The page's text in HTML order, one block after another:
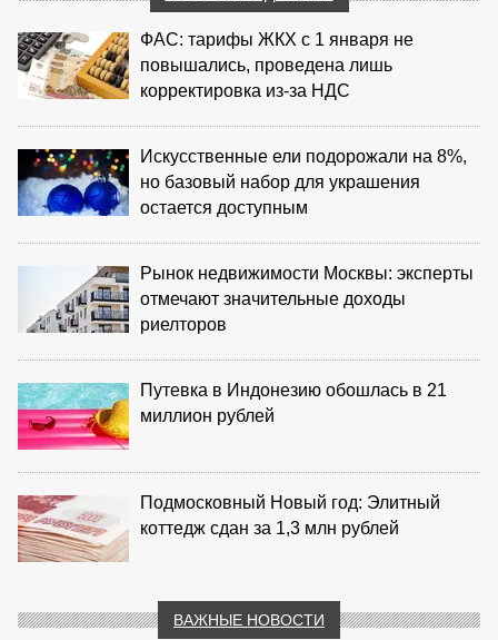
ФАС: тарифы ЖКХ с 1 января не
повышались, проведена лишь
корректировка из‑за НДС
Искусственные ели подорожали на 8%,
но базовый набор для украшения
остается доступным
Рынок недвижимости Москвы: эксперты
отмечают значительные доходы
риелторов
Путевка в Индонезию обошлась в 21
миллион рублей
Подмосковный Новый год: Элитный
коттедж сдан за 1,3 млн рублей
ВАЖНЫЕ НОВОСТИ